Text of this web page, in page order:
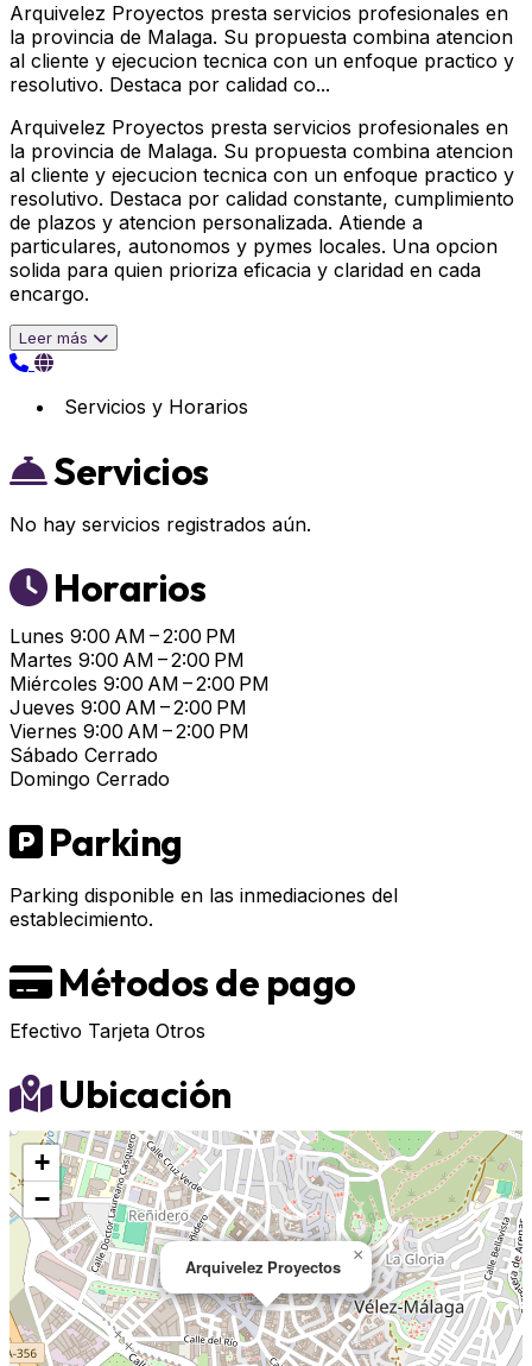
Arquivelez Proyectos presta servicios profesionales en
la provincia de Malaga. Su propuesta combina atencion
al cliente y ejecucion tecnica con un enfoque practico y
resolutivo. Destaca por calidad co...
Arquivelez Proyectos presta servicios profesionales en
la provincia de Malaga. Su propuesta combina atencion
al cliente y ejecucion tecnica con un enfoque practico y
resolutivo. Destaca por calidad constante, cumplimiento
de plazos y atencion personalizada. Atiende a
particulares, autonomos y pymes locales. Una opcion
solida para quien prioriza eficacia y claridad en cada
encargo.
Leer más
Servicios y Horarios
Servicios
No hay servicios registrados aún.
Horarios
Lunes 9:00 AM – 2:00 PM
Martes 9:00 AM – 2:00 PM
Miércoles 9:00 AM – 2:00 PM
Jueves 9:00 AM – 2:00 PM
Viernes 9:00 AM – 2:00 PM
Sábado Cerrado
Domingo Cerrado
Parking
Parking disponible en las inmediaciones del
establecimiento.
Métodos de pago
Efectivo Tarjeta Otros
Ubicación
Arquivelez Proyectos
×
+
−